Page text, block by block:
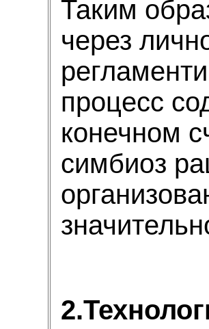
Таким
через
процесс
конечном
симбиоз
2.